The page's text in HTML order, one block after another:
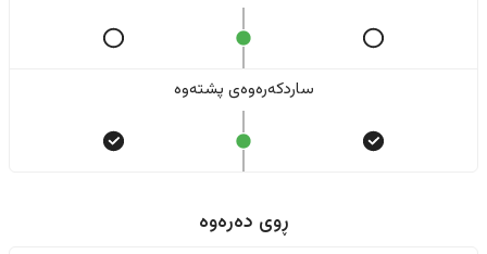
ساردکەرەوەی پشتەوە
ڕوی دەرەوە